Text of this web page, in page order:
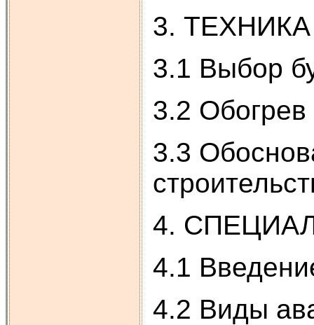
3.
3.1 Выбор
3.2 Обогрев
3.3
4.
4.1
4.2 Виды